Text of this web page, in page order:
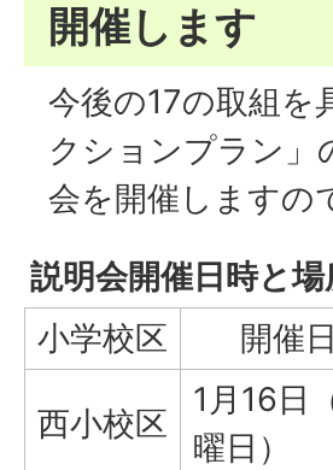
開催します
今後の17の取組を
クションプラン」
会を開催しますの
説明会開催日時と場
小学校区
開催日
西小校区
1月16日
曜日）